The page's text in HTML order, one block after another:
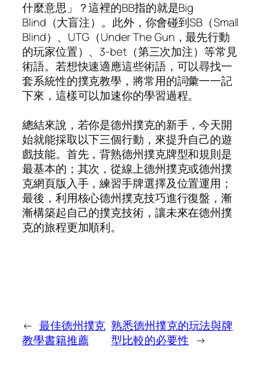
什麼意思」？這裡的BB指的就是Big
Blind（大盲注）。此外，你會碰到SB（Small
Blind）、UTG（Under The Gun，最先行動
的玩家位置）、3-bet（第三次加注）等常見
術語。若想快速適應這些術語，可以尋找一
套系統性的撲克教學，將常用的詞彙一一記
下來，這樣可以加速你的學習過程。
總結來說，若你是德州撲克的新手，今天開
始就能採取以下三個行動，來提升自己的遊
戲技能。首先，背熟德州撲克牌型和規則是
最基本的；其次，從線上德州撲克或德州撲
克網頁版入手，練習手牌選擇及位置運用；
最後，利用核心德州撲克技巧進行復盤，漸
漸構築起自己的撲克技術，讓未來在德州撲
克的旅程更加順利。
← 最佳德州撲克
教學書籍推薦
熟悉德州撲克的玩法與牌
型比較的必要性 →